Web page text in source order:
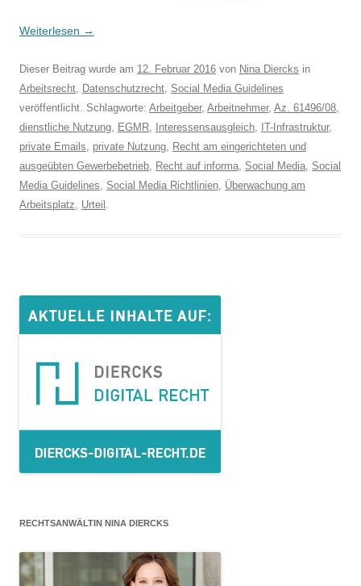
Weiterlesen →
Dieser Beitrag wurde am 12. Februar 2016 von Nina Diercks in
Arbeitsrecht, Datenschutzrecht, Social Media Guidelines
veröffentlicht. Schlagworte: Arbeitgeber, Arbeitnehmer, Az. 61496/08,
dienstliche Nutzung, EGMR, Interessensausgleich, IT-Infrastruktur,
private Emails, private Nutzung, Recht am eingerichteten und
ausgeübten Gewerbebetrieb, Recht auf informa, Social Media, Social
Media Guidelines, Social Media Richtlinien, Überwachung am
Arbeitsplatz, Urteil .
RECHTSANWÄLTIN NINA DIERCKS